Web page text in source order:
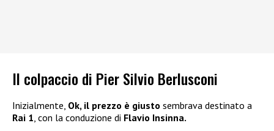
Il colpaccio di Pier Silvio Berlusconi
Inizialmente, Ok, il prezzo è giusto sembrava destinato a
Rai 1 , con la conduzione di Flavio Insinna.